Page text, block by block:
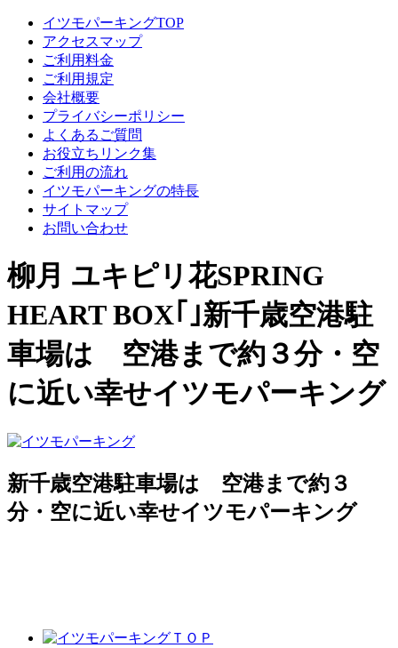
イツモパーキングTOP
アクセスマップ
ご利用料金
ご利用規定
会社概要
プライバシーポリシー
よくあるご質問
お役立ちリンク集
ご利用の流れ
イツモパーキングの特長
サイトマップ
お問い合わせ
柳月 ユキピリ花SPRING
HEART BOX｢｣新千歳空港駐
車場は 空港まで約３分・空
に近い幸せイツモパーキング
新千歳空港駐車場は 空港まで約３
分・空に近い幸せイツモパーキング